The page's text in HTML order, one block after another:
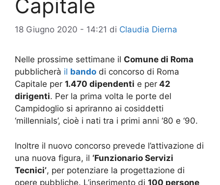
Capitale
18 Giugno 2020 - 14:21 di Claudia Dierna
Nelle prossime settimane il Comune di Roma
pubblicherà il bando di concorso di Roma
Capitale per 1.470 dipendenti e per 42
dirigenti. Per la prima volta le porte del
Campidoglio si apriranno ai cosiddetti
‘millennials’, cioè i nati tra i primi anni ‘80 e ‘90.
Inoltre il nuovo concorso prevede l’attivazione di
una nuova figura, il ‘Funzionario Servizi
Tecnici’, per potenziare la progettazione di
opere pubbliche. L’inserimento di 100 persone